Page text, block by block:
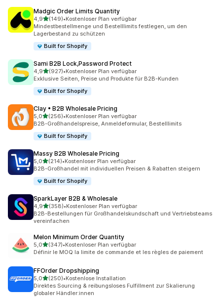
Madgic Order Limits Quantity
4,9von 5 Sternen
(149)
149 Rezensionen insgesamt
•Kostenloser Plan verfügbar
Mindestbestellmenge und Bestelllimits festlegen, um den
Lagerbestand zu schützen
Built for Shopify
Sami B2B Lock,Password Protect
4,9von 5 Sternen
(927)
927 Rezensionen insgesamt
•Kostenloser Plan verfügbar
Exklusive Seiten, Preise und Produkte für B2B-Kunden
Built for Shopify
Clay • B2B Wholesale Pricing
5,0von 5 Sternen
(256)
256 Rezensionen insgesamt
•Kostenloser Plan verfügbar
B2B-Großhandelspreise, Anmeldeformular, Bestelllimits
Built for Shopify
Massy B2B Wholesale Pricing
5,0von 5 Sternen
(214)
214 Rezensionen insgesamt
•Kostenloser Plan verfügbar
B2B-Großhandel mit individuellen Preisen & Rabatten steigern
Built for Shopify
SparkLayer B2B & Wholesale
4,9von 5 Sternen
(358)
358 Rezensionen insgesamt
•Kostenloser Plan verfügbar
B2B-Bestellungen für Großhandelskundschaft und Vertriebsteams
vereinfachen
Melon Minimum Order Quantity
5,0von 5 Sternen
(347)
347 Rezensionen insgesamt
•Kostenloser Plan verfügbar
Définir le MOQ la limite de commande et les règles de paiement
FFOrder Dropshipping
5,0von 5 Sternen
(250)
250 Rezensionen insgesamt
•Kostenlose Installation
Direktes Sourcing & reibungsloses Fulfillment zur Skalierung
globaler Händler:innen